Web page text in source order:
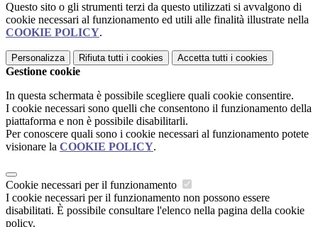
Questo sito o gli strumenti terzi da questo utilizzati si avvalgono di
cookie necessari al funzionamento ed utili alle finalità illustrate nella
COOKIE POLICY.
Personalizza Rifiuta tutti i cookies Accetta tutti i cookies
Gestione cookie
In questa schermata è possibile scegliere quali cookie consentire.
I cookie necessari sono quelli che consentono il funzionamento della
piattaforma e non è possibile disabilitarli.
Per conoscere quali sono i cookie necessari al funzionamento potete
visionare la COOKIE POLICY.
Cookie necessari per il funzionamento
I cookie necessari per il funzionamento non possono essere
disabilitati. È possibile consultare l'elenco nella pagina della cookie
policy.